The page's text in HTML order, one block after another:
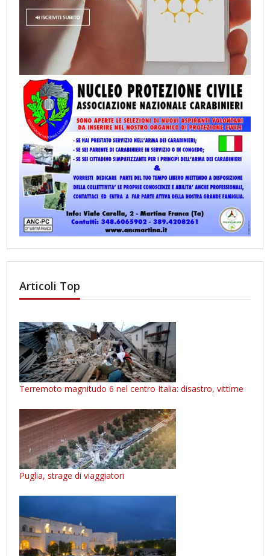
Articoli Top
Terremoto magnitudo 6 nel centro Italia: disastro, vittime
Puglia, strage di viaggiatori